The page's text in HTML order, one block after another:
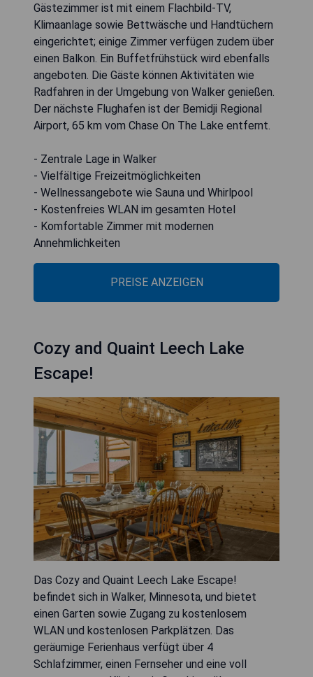
Gästezimmer ist mit einem Flachbild-TV,
Klimaanlage sowie Bettwäsche und Handtüchern
eingerichtet; einige Zimmer verfügen zudem über
einen Balkon. Ein Buffetfrühstück wird ebenfalls
angeboten. Die Gäste können Aktivitäten wie
Radfahren in der Umgebung von Walker genießen.
Der nächste Flughafen ist der Bemidji Regional
Airport, 65 km vom Chase On The Lake entfernt.
- Zentrale Lage in Walker
- Vielfältige Freizeitmöglichkeiten
- Wellnessangebote wie Sauna und Whirlpool
- Kostenfreies WLAN im gesamten Hotel
- Komfortable Zimmer mit modernen
Annehmlichkeiten
PREISE ANZEIGEN
Cozy and Quaint Leech Lake
Escape!
Das Cozy and Quaint Leech Lake Escape!
befindet sich in Walker, Minnesota, und bietet
einen Garten sowie Zugang zu kostenlosem
WLAN und kostenlosen Parkplätzen. Das
geräumige Ferienhaus verfügt über 4
Schlafzimmer, einen Fernseher und eine voll